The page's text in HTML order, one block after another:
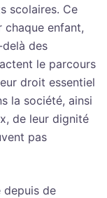
scolaires. Ce
chaque enfant,
des
le parcours
droit essentiel
la société, ainsi
de leur dignité
pas
depuis de